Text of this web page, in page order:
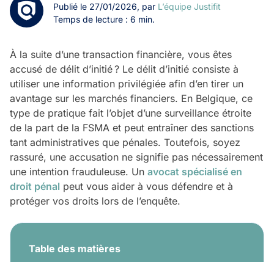
Publié le 27/01/2026, par L’équipe Justifit
Temps de lecture : 6 min.
À la suite d’une transaction financière, vous êtes
accusé de délit d’initié ? Le délit d’initié consiste à
utiliser une information privilégiée afin d’en tirer un
avantage sur les marchés financiers. En Belgique, ce
type de pratique fait l’objet d’une surveillance étroite
de la part de la FSMA et peut entraîner des sanctions
tant administratives que pénales. Toutefois, soyez
rassuré, une accusation ne signifie pas nécessairement
une intention frauduleuse. Un avocat spécialisé en
droit pénal peut vous aider à vous défendre et à
protéger vos droits lors de l’enquête.
Table des matières